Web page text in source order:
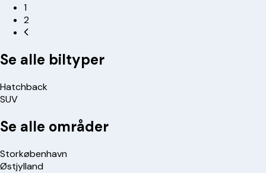
1
2
Se alle biltyper
Hatchback
SUV
Se alle områder
Storkøbenhavn
Østjylland